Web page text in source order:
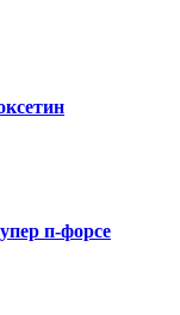
п-форсе